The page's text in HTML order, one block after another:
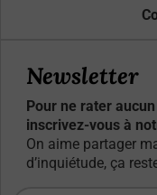
Newsletter
Pour ne rater
inscrivez-vous à
On aime partager
d’inquiétude, ça